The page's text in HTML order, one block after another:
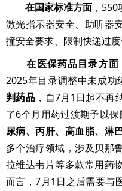
在国家标准方面 ，
激光指示器安全、助听器
撞安全要求、限制快递过度
在医保药品目录方面
2025年目录调整中未成功
判药品 ，自7月1日起不再
了6个月用药过渡期予以
尿病、丙肝、高血脂、淋
多个治疗领域，涉及贝那
拉维达韦片等多款常用药
而言，7月1日之后需要与